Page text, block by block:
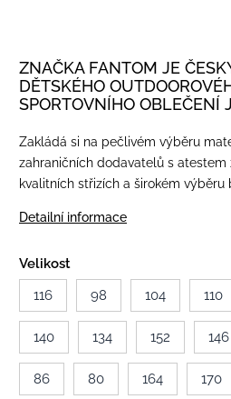
ZNAČKA FANTOM JE
DĚTSKÉHO
SPORTOVNÍHO OBLEČENÍ
Zakládá si na pečlivém výběru
zahraničních dodavatelů s atestem
kvalitních střizích a širokém výběru
Detailní informace
Velikost
116
98 104 110
140 134 152 146
86 80 164 170